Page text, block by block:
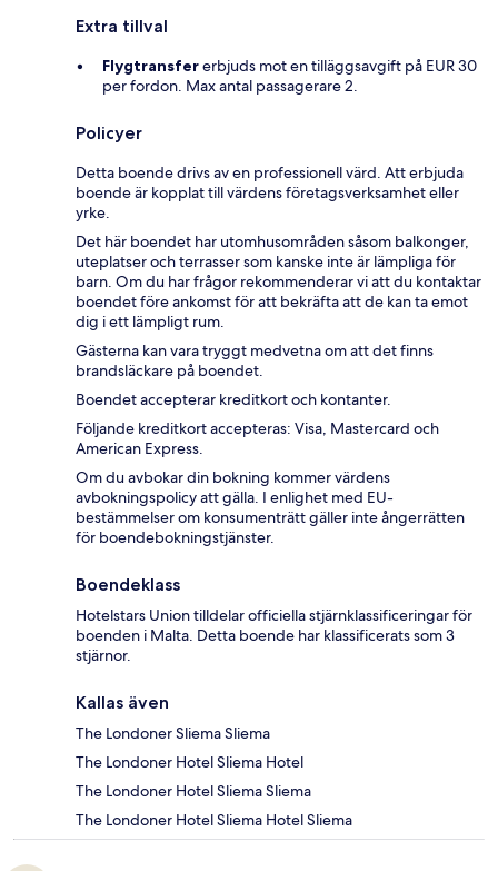
Extra tillval
Flygtransfererbjuds mot en tilläggsavgift på EUR 30
per fordon. Max antal passagerare 2.
Policyer
Detta boende drivs av en professionell värd. Att erbjuda
boende är kopplat till värdens företagsverksamhet eller
yrke.
Det här boendet har utomhusområden såsom balkonger,
uteplatser och terrasser som kanske inte är lämpliga för
barn. Om du har frågor rekommenderar vi att du kontaktar
boendet före ankomst för att bekräfta att de kan ta emot
dig i ett lämpligt rum.
Gästerna kan vara tryggt medvetna om att det finns
brandsläckare på boendet.
Boendet accepterar kreditkort och kontanter.
Följande kreditkort accepteras: Visa, Mastercard och
American Express.
Om du avbokar din bokning kommer värdens
avbokningspolicy att gälla. I enlighet med EU-
bestämmelser om konsumenträtt gäller inte ångerrätten
för boendebokningstjänster.
Boendeklass
Hotelstars Union tilldelar officiella stjärnklassificeringar för
boenden i Malta. Detta boende har klassificerats som 3
stjärnor.
Kallas även
The Londoner Sliema Sliema
The Londoner Hotel Sliema Hotel
The Londoner Hotel Sliema Sliema
The Londoner Hotel Sliema Hotel Sliema